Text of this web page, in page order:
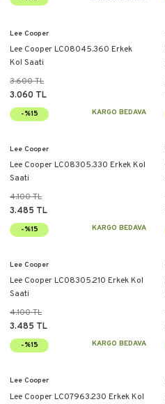
Lee Cooper
Lee Cooper LC08045.360 Erkek
Kol Saati
3.600 TL
3.060 TL
-%15 KARGO BEDAVA
Lee Cooper
Lee Cooper LC08305.330 Erkek Kol
Saati
4.100 TL
3.485 TL
-%15 KARGO BEDAVA
Lee Cooper
Lee Cooper LC08305.210 Erkek Kol
Saati
4.100 TL
3.485 TL
-%15 KARGO BEDAVA
Lee Cooper
Lee Cooper LC07963.230 Erkek Kol